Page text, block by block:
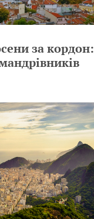
за кордон: